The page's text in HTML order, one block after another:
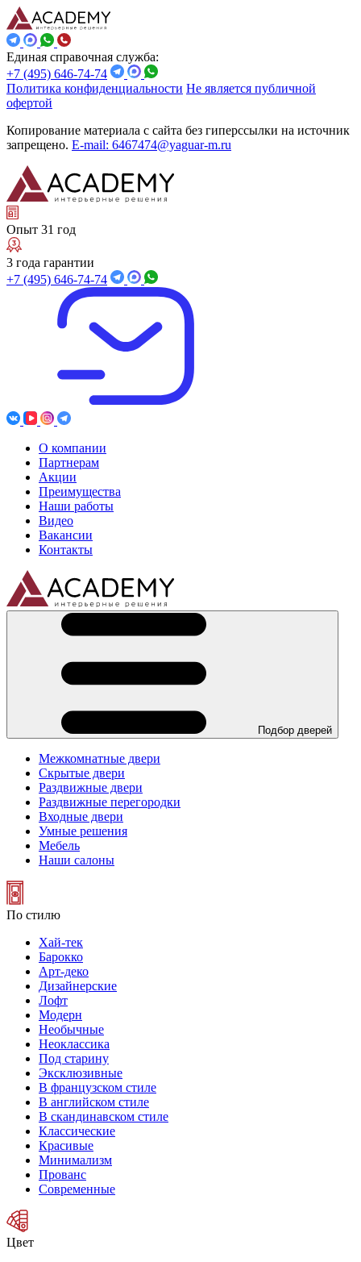
Единая справочная служба:
+7 (495) 646-74-74
Политика конфиденциальности Не является публичной
офертой
Копирование материала с сайта без гиперссылки на источник
запрещено. E-mail: 6467474@yaguar-m.ru
Опыт 31 год
3 года гарантии
+7 (495) 646-74-74
О компании
Партнерам
Акции
Преимущества
Наши работы
Видео
Вакансии
Контакты
Подбор дверей
Межкомнатные двери
Скрытые двери
Раздвижные двери
Раздвижные перегородки
Входные двери
Умные решения
Мебель
Наши салоны
По стилю
Хай-тек
Барокко
Арт-деко
Дизайнерские
Лофт
Модерн
Необычные
Неоклассика
Под старину
Эксклюзивные
В французском стиле
В английском стиле
В скандинавском стиле
Классические
Красивые
Минимализм
Прованс
Современные
Цвет